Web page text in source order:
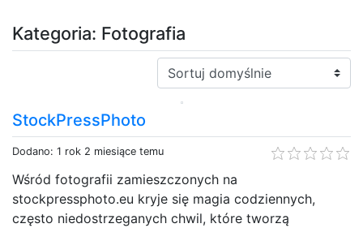
Kategoria: Fotografia
Sortuj:
StockPressPhoto
Dodano: 1 rok 2 miesiące temu
Wśród fotografii zamieszczonych na
stockpressphoto.eu kryje się magia codziennych,
często niedostrzeganych chwil, które tworzą